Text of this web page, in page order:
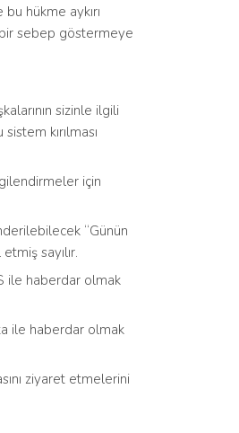
hükme aykırı
bir sebep göstermeye
sizinle ilgili
kırılması
için
“Günün
sayılır.
ile haberdar olmak
ile haberdar olmak
ziyaret etmelerini